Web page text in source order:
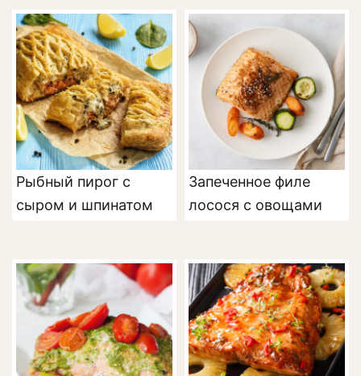
Рыбный пирог с
сыром и шпинатом
Запеченное филе
лосося с овощами